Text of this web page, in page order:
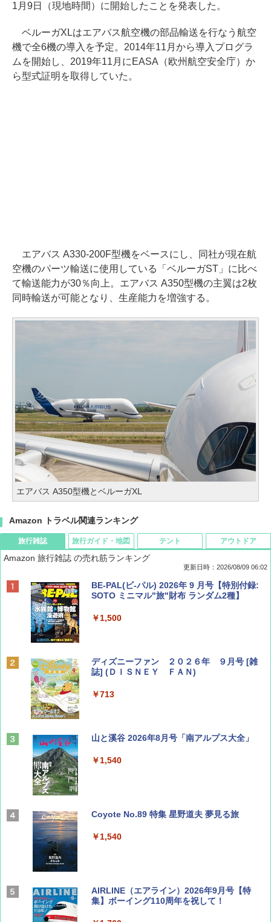
1月9日（現地時間）に開始したことを発表した。
ベルーガXLはエアバス航空機の部品輸送を行なう航空
機で全6機の導入を予定。2014年11月から導入プログラ
ムを開始し、2019年11月にEASA（欧州航空安全庁）か
ら型式証明を取得していた。
エアバス A330-200F型機をベースにし、同社が現在航
空機のパーツ輸送に使用している「ベルーガST」に比べ
て輸送能力が30％向上。エアバス A350型機の主翼は2枚
同時輸送が可能となり、生産能力を増強する。
エアバス A350型機とベルーガXL
Amazon トラベル関連ランキング
旅行雑誌
Amazon 旅行雑誌 の売れ筋ランキング
更新日時：2026/08/09 06:02
BE-PAL(ビ-パル) 2026年 9 月号【特別付録:
SOTO ミニマル"旅"財布 ランダム2種】
￥1,500
ディズニーファン ２０２６年 ９月号 [雑
誌] (ＤＩＳＮＥＹ ＦＡＮ)
￥713
山と溪谷 2026年8月号「南アルプス大全」
￥1,540
Coyote No.89 特集 星野道夫 夢見る旅
￥1,540
AIRLINE（エアライン）2026年9月号【特
集】ボーイング110周年を祝して！
旅行ガイド・地図 テント アウトドア